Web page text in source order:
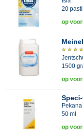
20
op
1500
op
Pekana
50 ml
op